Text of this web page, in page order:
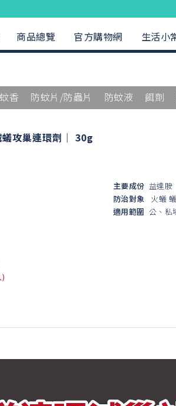
商品總覽 官方購物網 生活小
香 防蚊片/防蟲片 防蚊液 餌劑
蟻攻巢連環劑｜ 30g
主要成份 益達胺
防治對象
火蟻 蟻
適用範圍 公、私